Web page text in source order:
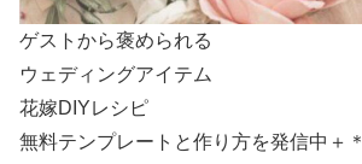
ゲストから褒められる
ウェディングアイテム
花嫁DIYレシピ
無料テンプレートと作り方を発信中＋＊